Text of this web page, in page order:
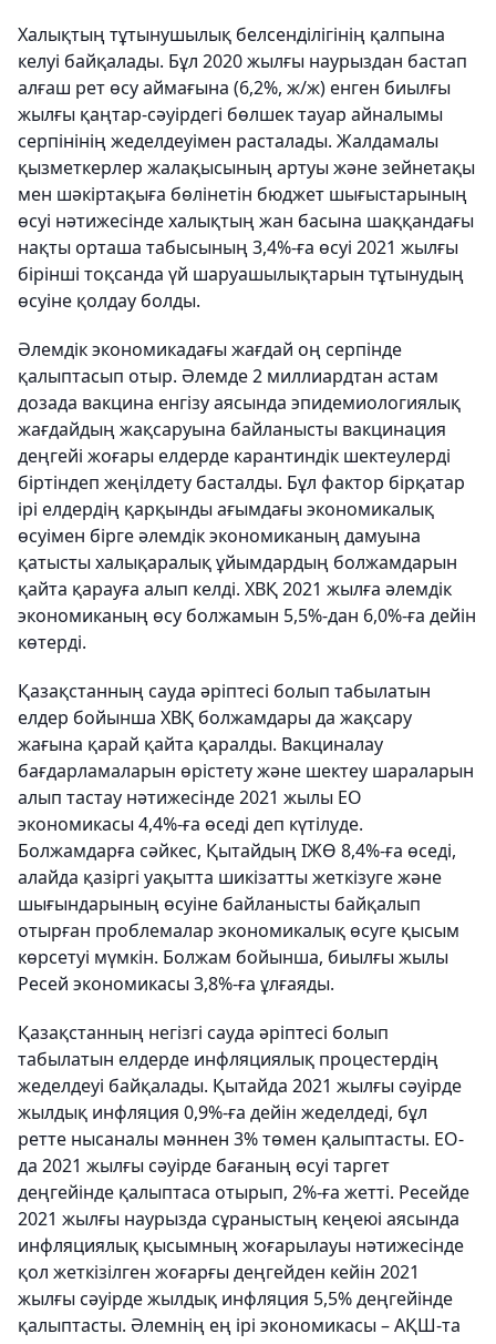
Халықтың тұтынушылық белсенділігінің қалпына
келуі байқалады. Бұл 2020 жылғы наурыздан бастап
алғаш рет өсу аймағына (6,2%, ж/ж) енген биылғы
жылғы қаңтар-сәуірдегі бөлшек тауар айналымы
серпінінің жеделдеуімен расталады. Жалдамалы
қызметкерлер жалақысының артуы және зейнетақы
мен шәкіртақыға бөлінетін бюджет шығыстарының
өсуі нәтижесінде халықтың жан басына шаққандағы
нақты орташа табысының 3,4%-ға өсуі 2021 жылғы
бірінші тоқсанда үй шаруашылықтарын тұтынудың
өсуіне қолдау болды.
Әлемдік экономикадағы жағдай оң серпінде
қалыптасып отыр. Әлемде 2 миллиардтан астам
дозада вакцина енгізу аясында эпидемиологиялық
жағдайдың жақсаруына байланысты вакцинация
деңгейі жоғары елдерде карантиндік шектеулерді
біртіндеп жеңілдету басталды. Бұл фактор бірқатар
ірі елдердің қарқынды ағымдағы экономикалық
өсуімен бірге әлемдік экономиканың дамуына
қатысты халықаралық ұйымдардың болжамдарын
қайта қарауға алып келді. ХВҚ 2021 жылға әлемдік
экономиканың өсу болжамын 5,5%-дан 6,0%-ға дейін
көтерді.
Қазақстанның сауда әріптесі болып табылатын
елдер бойынша ХВҚ болжамдары да жақсару
жағына қарай қайта қаралды. Вакциналау
бағдарламаларын өрістету және шектеу шараларын
алып тастау нәтижесінде 2021 жылы ЕО
экономикасы 4,4%-ға өседі деп күтілуде.
Болжамдарға сәйкес, Қытайдың ІЖӨ 8,4%-ға өседі,
алайда қазіргі уақытта шикізатты жеткізуге және
шығындарының өсуіне байланысты байқалып
отырған проблемалар экономикалық өсуге қысым
көрсетуі мүмкін. Болжам бойынша, биылғы жылы
Ресей экономикасы 3,8%-ға ұлғаяды.
Қазақстанның негізгі сауда әріптесі болып
табылатын елдерде инфляциялық процестердің
жеделдеуі байқалады. Қытайда 2021 жылғы сәуірде
жылдық инфляция 0,9%-ға дейін жеделдеді, бұл
ретте нысаналы мәннен 3% төмен қалыптасты. ЕО-
да 2021 жылғы сәуірде бағаның өсуі таргет
деңгейінде қалыптаса отырып, 2%-ға жетті. Ресейде
2021 жылғы наурызда сұраныстың кеңеюі аясында
инфляциялық қысымның жоғарылауы нәтижесінде
қол жеткізілген жоғарғы деңгейден кейін 2021
жылғы сәуірде жылдық инфляция 5,5% деңгейінде
қалыптасты. Әлемнің ең ірі экономикасы – АҚШ-та